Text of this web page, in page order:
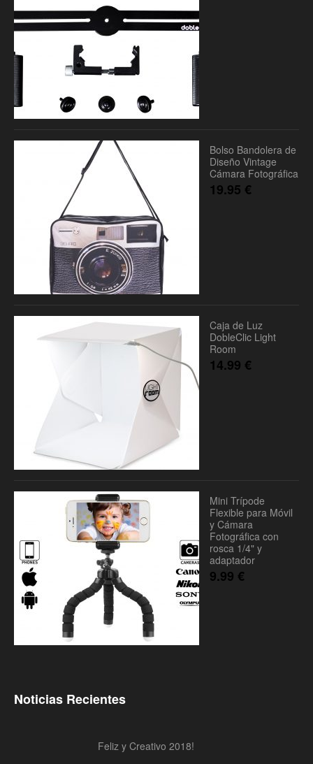
Bolso Bandolera de
Diseño Vintage
Cámara Fotográfica
19.95 €
Caja de Luz
DobleClic Light
Room
14.99 €
Mini Trípode
Flexible para Móvil
y Cámara
Fotográfica con
rosca 1/4" y
adaptador
9.99 €
Noticias Recientes
Feliz y Creativo 2018!